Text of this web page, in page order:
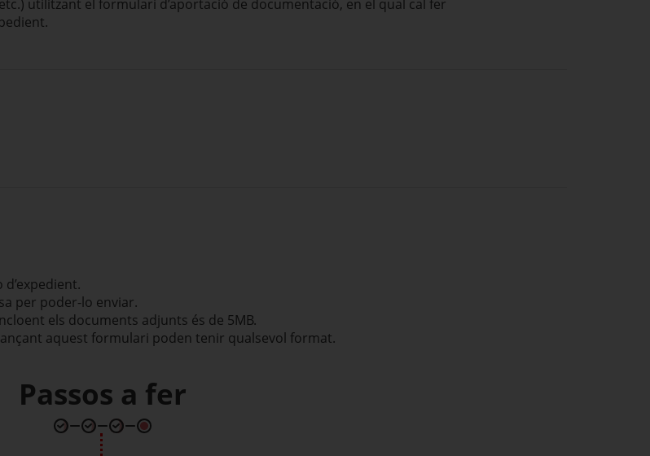
utilitzant el formulari d’aportació de documentació, en el qual cal fer
per poder-lo enviar.
els documents adjunts és de 5MB.
aquest formulari poden tenir qualsevol format.
Passos a fer